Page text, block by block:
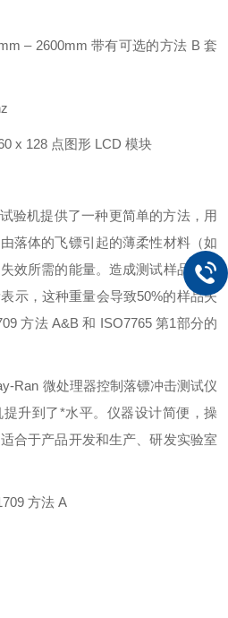
– 2600mm 带有可选的方法 B 套
x 128 点图形 LCD 模块
验机提供了一种更简单的方法，用
落体的飞镖引起的薄柔性材料（如
效所需的能量。造成测试样品初始
示，这种重量会导致50%的样品失
方法 A&B 和 ISO7765 第1部分的
Ran 微处理器控制落镖冲击测试仪
升到了*水平。仪器设计简便，操
合于产品开发和生产、研发实验室
方法 A